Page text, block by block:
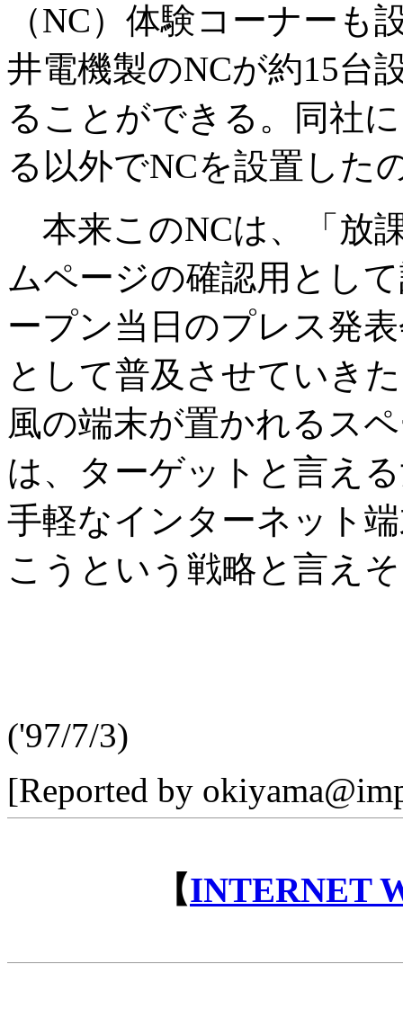
（NC）体験コーナーも
井電機製のNCが約15台
ることができる。同社
る以外でNCを設置した
本来このNCは、「放
ムページの確認用とし
ープン当日のプレス発
として普及させていき
風の端末が置かれるス
は、ターゲットと言え
手軽なインターネット
こうという戦略と言え
('97/7/3)
[Reported by
【INTERNET